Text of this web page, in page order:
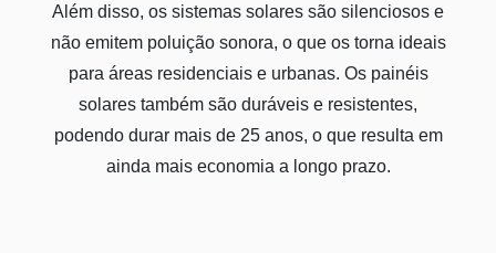
Além disso, os sistemas solares são silenciosos e
não emitem poluição sonora, o que os torna ideais
para áreas residenciais e urbanas. Os painéis
solares também são duráveis e resistentes,
podendo durar mais de 25 anos, o que resulta em
ainda mais economia a longo prazo.